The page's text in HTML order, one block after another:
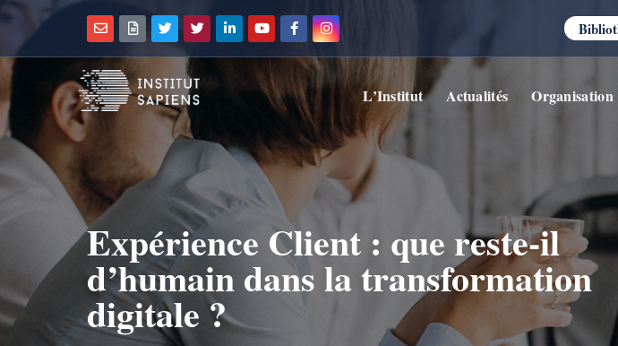
L’Institut Actualités Organisation
Expérience Client : que reste-il
d’humain dans la transformation
digitale ?